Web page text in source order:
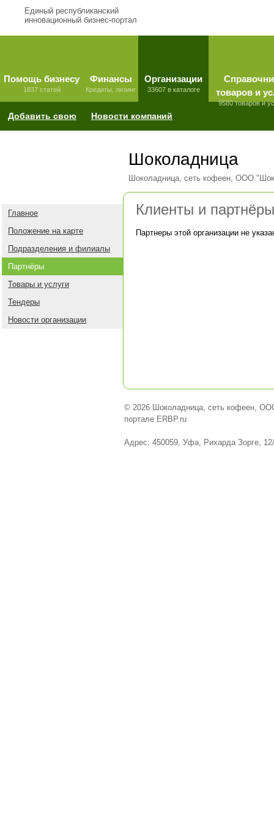
Единый республиканский
инновационный бизнес-портал
Помощь бизнесу
1837 статей
Финансы
Кредиты, лизинг
Организации
33607 в каталоге
товаров и
9580 товаров и
Добавить свою Новости компаний
Шоколадница
Шоколадница, сеть кофеен, ООО
Главное
Положение на карте
Подразделения и филиалы
Партнёры
Товары и услуги
Тендеры
Новости организации
Клиенты и партнёры
Партнеры этой организации не
© 2026 Шоколадница, сеть кофеен,
портале ERBP.ru
Адрес: 450059, Уфа, Рихарда Зорге,